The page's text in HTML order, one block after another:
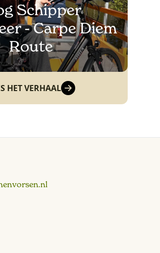
Schipper
- Carpe Diem
Route
HET VERHAAL